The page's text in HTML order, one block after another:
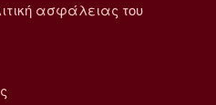
ασφάλειας του